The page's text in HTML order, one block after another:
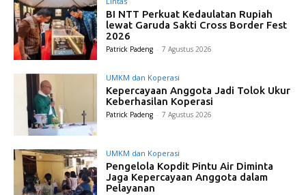
BI NTT Perkuat Kedaulatan Rupiah
lewat Garuda Sakti Cross Border Fest
2026
Patrick Padeng - 7 Agustus 2026
UMKM dan Koperasi
Kepercayaan Anggota Jadi Tolok Ukur
Keberhasilan Koperasi
Patrick Padeng - 7 Agustus 2026
UMKM dan Koperasi
Pengelola Kopdit Pintu Air Diminta
Jaga Kepercayaan Anggota dalam
Pelayanan